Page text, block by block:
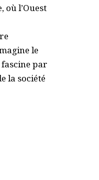
l’Ouest
le
par
la société